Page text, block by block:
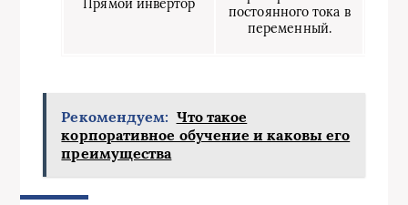
Прямой инвертор
постоянного тока в
переменный.
Рекомендуем: Что такое
корпоративное обучение и каковы его
преимущества